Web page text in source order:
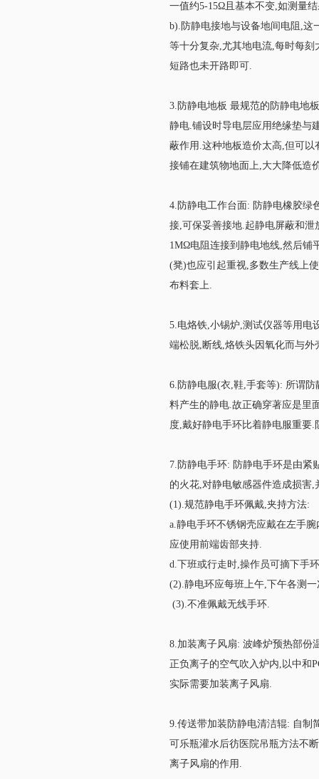
一值约5-15Ω且基本不变,如测量
b).防静电接地与设备地间电阻,这
等十分复杂,尤其地电流,每时每
短路也未开路即可.
3.防静电地板 最规范的防静电地
静电.铺设时导电层应用绝缘垫与
蔽作用.这种地板造价太高,但可
接铺在建筑物地面上,大大降低造
4.防静电工作台面: 防静电橡胶绿
接,可保妥善接地.起静电屏蔽和
1MΩ电阻连接到静电地线,然后铺
(凳)也应引起重视,多数生产线上
布料套上.
5.电烙铁,小锡炉,测试仪器等用电
端松脱,断线,烙铁头因氧化而与
6.防静电服(衣,鞋,手套等): 所谓
料产生的静电.故正确穿著应是里
度,戴好静电手环比着静电服重要
7.防静电手环: 防静电手环是由紧
的火花,对静电敏感器件造成损害,
(1).规范静电手环佩戴,夹持方法:
a.静电手环不锈钢壳应戴在左手
应使用前端齿部夹持.
d.下班或行走时,操作员可摘下手
(2).静电环应每班上午,下午各测
(3).不准佩戴无线手环.
8.加装离子风扇: 波峰炉预热部份
正负离子的空气吹入炉内,以中和
实际需要加装离子风扇.
9.传送带加装防静电清洁辊: 自制
可乐瓶灌水后彷医院吊瓶方法不
离子风扇的作用.